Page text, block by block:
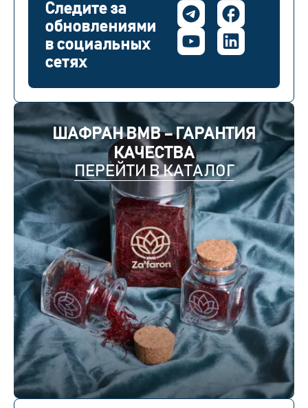
ШАФРАН BMB – ГАРАНТИЯ
КАЧЕСТВА
ПЕРЕЙТИ В КАТАЛОГ
Следите за
обновлениями
в социальных
сетях